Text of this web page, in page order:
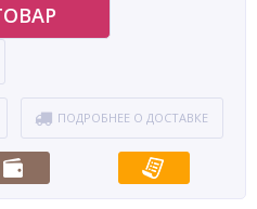
ПОДРОБНЕЕ О ДОСТАВКЕ